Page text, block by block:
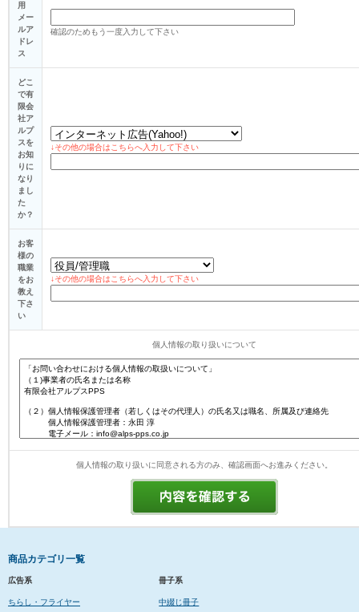
用
メー
ルア
ドレ
ス
確認のためもう一度入力して下さい
どこ
で有
限会
社ア
ルプ
スを
お知
りに
なり
まし
た
か？
↓その他の場合はこちらへ入力して下さい
お客
様の
職業
をお
教え
下さ
い
↓その他の場合はこちらへ入力して下さい
個人情報の取り扱いについて
個人情報の取り扱いに同意される方のみ、確認画面へお進みください。
商品カテゴリ一覧
広告系
ちらし・フライヤー
冊子系
中綴じ冊子